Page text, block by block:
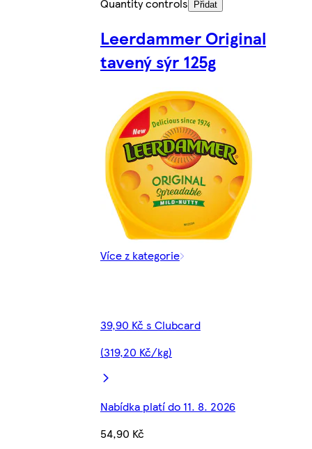
Přidat
Leerdammer Original
tavený sýr 125g
Více z kategorie
39,90 Kč s Clubcard
(319,20 Kč/kg)
Nabídka platí do 11. 8. 2026
54,90 Kč